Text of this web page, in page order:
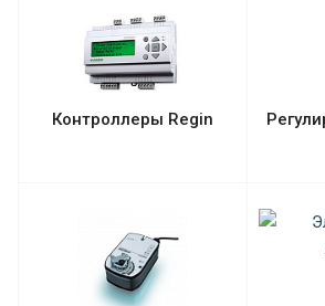
Контроллеры Regin